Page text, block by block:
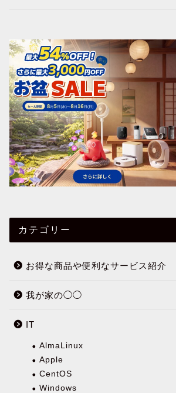
カテゴリー
お得な商品や便利なサービス紹介
我が家の◯◯
IT
AlmaLinux
Apple
CentOS
Windows